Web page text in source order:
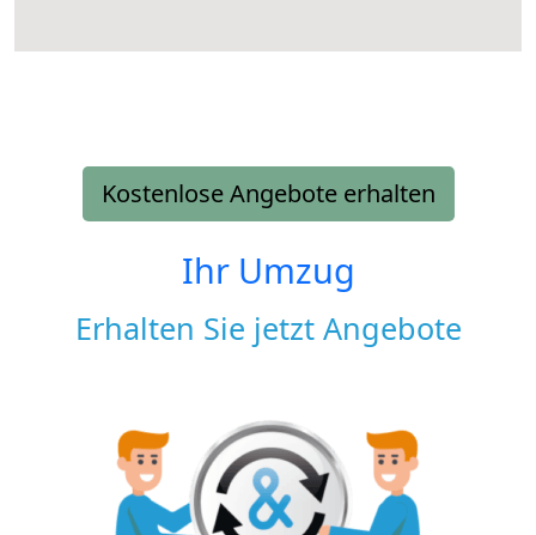
Kostenlose Angebote erhalten
Ihr Umzug
Erhalten Sie jetzt Angebote